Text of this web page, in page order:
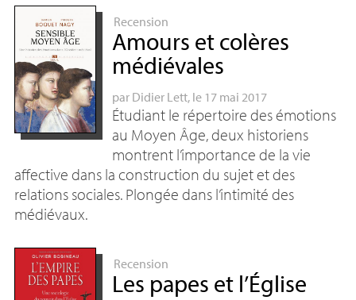
Recension
Amours et colères
médiévales
par Didier Lett, le 17 mai 2017
Étudiant le répertoire des émotions
au Moyen Âge, deux historiens
montrent l’importance de la vie
affective dans la construction du sujet et des
relations sociales. Plongée dans l’intimité des
médiévaux.
Recension
Les papes et l’Église